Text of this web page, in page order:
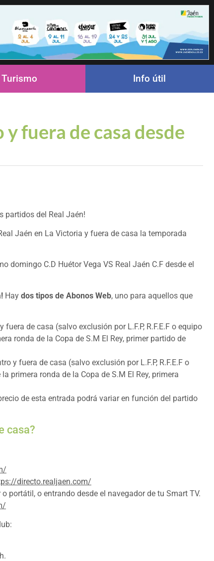
Turismo Info útil
fuera de casa desde
partidos del Real Jaén!
Jaén en La Victoria y fuera de casa la temporada
domingo C.D Huétor Vega VS Real Jaén C.F desde el
Hay dos tipos de Abonos Web, uno para aquellos que
de casa (salvo exclusión por L.F.P, R.F.E.F o equipo
ronda de la Copa de S.M El Rey, primer partido de
y fuera de casa (salvo exclusión por L.F.P, R.F.E.F o
primera ronda de la Copa de S.M El Rey, primera
de esta entrada podrá variar en función del partido
casa?
directo.realjaen.com/
portátil, o entrando desde el navegador de tu Smart TV.